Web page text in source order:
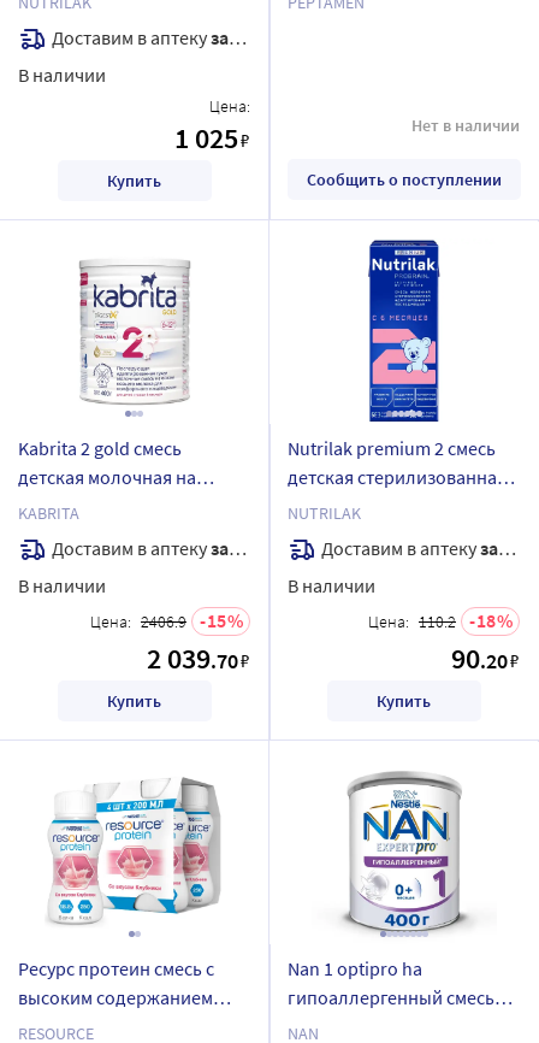
лечебная с рождения 350г
Доставим в аптекузавтра
В наличии
Цена:
1 025₽
Купить
Нет в наличии
Сообщить о поступлении
Kabrita 2 gold смесь
детская молочная на
козьем молоке для
комфортного
пищеварения с 6 месяцев
400 гр
KABRITA
Доставим в аптекузавтра
В наличии
Цена: 2406.9 15
2 039.70₽
Купить
Nutrilak premium 2 смесь
детская стерилизованная
молочная адаптированная
последующая 200 мл
NUTRILAK
Доставим в аптекузавтра
В наличии
Цена: 110.2 18
90.20₽
Купить
Ресурс протеин смесь с
высоким содержанием
белка со вкусом клубники
RESOURCE
Nan 1 optipro ha
гипоаллергенный смесь
детская сухая с рождения
NAN